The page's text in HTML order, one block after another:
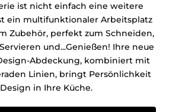
ist nicht einfach eine weitere
ein multifunktionaler Arbeitsplatz
Zubehör, perfekt zum Schneiden,
und...Genießen! Ihre neue
Abdeckung, kombiniert mit
Linien, bringt Persönlichkeit
in Ihre Küche.